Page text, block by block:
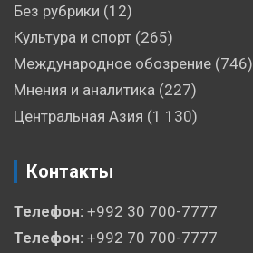
Без рубрики (12)
Культура и спорт (265)
Международное обозрение (746)
Мнения и аналитика (227)
Центральная Азия (1 130)
Контакты
Телефон: +992 30 700-7777
Телефон: +992 70 700-7777